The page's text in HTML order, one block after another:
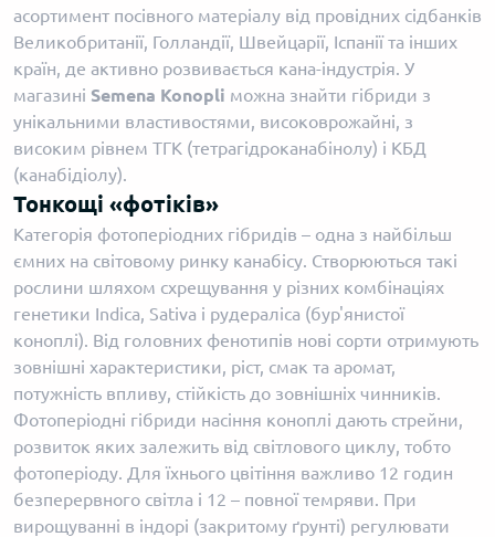
асортимент посівного матеріалу від провідних сідбанків
Великобританії, Голландії, Швейцарії, Іспанії та інших
країн, де активно розвивається кана-індустрія. У
магазині Semena Konopli можна знайти гібриди з
унікальними властивостями, високоврожайні, з
високим рівнем ТГК (тетрагідроканабінолу) і КБД
(канабідіолу).
Тонкощі «фотіків»
Категорія фотоперіодних гібридів – одна з найбільш
ємних на світовому ринку канабісу. Створюються такі
рослини шляхом схрещування у різних комбінаціях
генетики Indica, Sativa і рудераліса (бур'янистої
коноплі). Від головних фенотипів нові сорти отримують
зовнішні характеристики, ріст, смак та аромат,
потужність впливу, стійкість до зовнішніх чинників.
Фотоперіодні гібриди насіння коноплі дають стрейни,
розвиток яких залежить від світлового циклу, тобто
фотоперіоду. Для їхнього цвітіння важливо 12 годин
безперервного світла і 12 – повної темряви. При
вирощуванні в індорі (закритому ґрунті) регулювати